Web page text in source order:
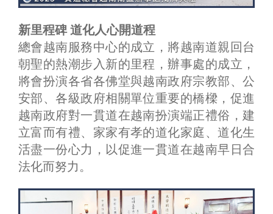
新里程碑 道化人心開道程
總會越南服務中心的成立，將越南道親回台
朝聖的熱潮步入新的里程，辦事處的成立，
將會扮演各省各佛堂與越南政府宗教部、公
安部、各級政府相關單位重要的橋樑，促進
越南政府對一貫道在越南扮演端正禮俗，建
立富而有禮、家家有孝的道化家庭、道化生
活盡一份心力，以促進一貫道在越南早日合
法化而努力。